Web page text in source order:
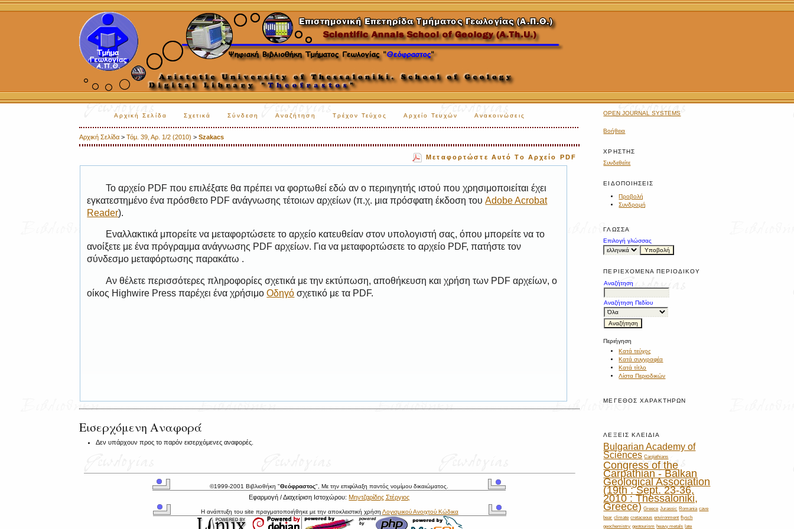
OPEN JOURNAL SYSTEMS
Βοήθεια
ΧΡΉΣΤΗΣ
Συνδεθείτε
ΕΙΔΟΠΟΙΉΣΕΙΣ
Προβολή
Συνδρομή
ΓΛΏΣΣΑ
Επιλογή γλώσσας
ΠΕΡΙΕΧΌΜΕΝΑ ΠΕΡΙΟΔΙΚΟΎ
Αναζήτηση
Αναζήτηση Πεδίου
Περιήγηση
Κατά τεύχος
Κατά συγγραφέα
Κατά τίτλο
Λίστα Περιοδικών
ΜΈΓΕΘΟΣ ΧΑΡΑΚΤΉΡΩΝ
ΛΈΞΕΙΣ ΚΛΕΙΔΙΆ
Bulgarian Academy of
Sciences Carpathians
Congress of the
Carpathian - Balkan
Geological Association
(19th : Sept. 23-36,
2010 : Thessaloniki,
Greece) Greece Jurassic Romania cave
bear climate cretaceous environment flysch
geochemistry geotourism heavy metals late
Αρχική Σελίδα Σχετικά Σύνδεση Αναζήτηση Τρέχον Τεύχος Αρχείο Τευχών Ανακοινώσεις
Αρχική Σελίδα >Τόμ. 39, Αρ. 1/2 (2010) >Szakacs
Μεταφορτώστε Αυτό Το Αρχείο PDF
Το αρχείο PDF που επιλέξατε θα πρέπει να φορτωθεί εδώ αν ο περιηγητής ιστού που χρησιμοποιείται έχει
εγκατεστημένο ένα πρόσθετο PDF ανάγνωσης τέτοιων αρχείων (π.χ. μια πρόσφατη έκδοση τουAdobe Acrobat
Reader).
Εναλλακτικά μπορείτε να μεταφορτώσετε το αρχείο κατευθείαν στον υπολογιστή σας, όπου μπορείτε να το
ανοίξετε με ένα πρόγραμμα ανάγνωσης PDF αρχείων. Για να μεταφορτώσετε το αρχείο PDF, πατήστε τον
σύνδεσμο μεταφόρτωσης παρακάτω .
Αν θέλετε περισσότερες πληροφορίες σχετικά με την εκτύπωση, αποθήκευση και χρήση των PDF αρχείων, ο
οίκος Highwire Press παρέχει ένα χρήσιμοΟδηγό σχετικό με τα PDF.
Εισερχόμενη Αναφορά
Δεν υπάρχουν προς το παρόν εισερχόμενες αναφορές.
©1999-2001 Βιβλιοθήκη "Θεόφραστος", Με την επιφύλαξη παντός νομίμου δικαιώματος.
Εφαρμογή / Διαχείριση Ιστοχώρου:Μηντζαρίδης Στέργιος
Η ανάπτυξη του site πραγματοποιήθηκε με την αποκλειστική χρήση Λογισμικού Ανοιχτού Κώδικα